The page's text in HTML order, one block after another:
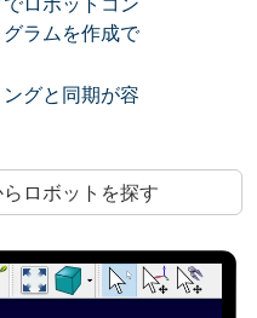
ラムを作成で
グと同期が容
ロボットを探す